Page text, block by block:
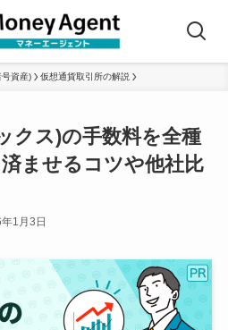
資産) 仮想通貨取引所の解説
クス)の手数料を全種
ませるコツや他社比
1月3日